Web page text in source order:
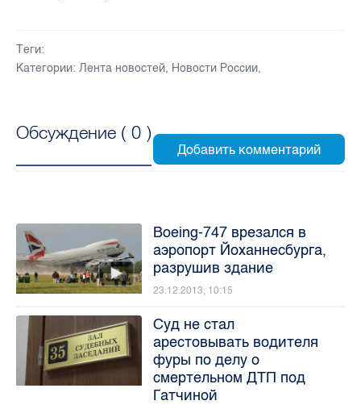
Теги:
Категории: Лента новостей, Новости России,
Обсуждение ( 0 )
Boeing-747 врезался в
аэропорт Йоханнесбурга,
разрушив здание
23.12.2013, 10:15
Суд не стал
арестовывать водителя
фуры по делу о
смертельном ДТП под
Гатчиной